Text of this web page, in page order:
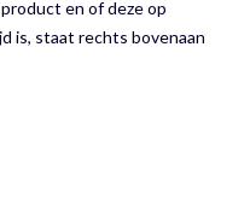
en of deze op
is, staat rechts bovenaan